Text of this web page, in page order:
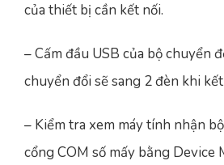
của thiết bị cần kết nối.
– Cấm đầu USB của bộ chuyển
chuyển đổi sẽ sang 2 đèn khi
– Kiểm tra xem máy tính nhận
cổng COM số mấy bằng Device